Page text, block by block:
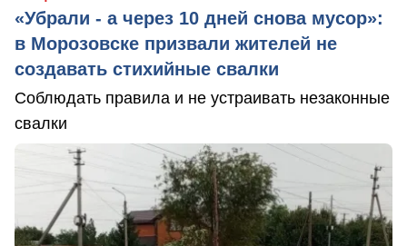
«Убрали - а через 10 дней снова мусор»:
в Морозовске призвали жителей не
создавать стихийные свалки
Соблюдать правила и не устраивать незаконные
свалки